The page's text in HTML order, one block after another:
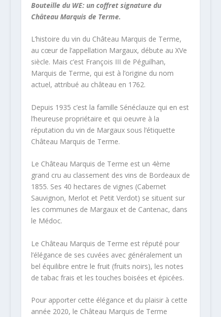
Bouteille du WE: un coffret signature du
Château Marquis de Terme.
L’histoire du vin du Château Marquis de Terme,
au cœur de l’appellation Margaux, débute au XVe
siècle. Mais c’est François III de Péguilhan,
Marquis de Terme, qui est à l’origine du nom
actuel, attribué au château en 1762.
Depuis 1935 c’est la famille Sénéclauze qui en est
l’heureuse propriétaire et qui oeuvre à la
réputation du vin de Margaux sous l’étiquette
Château Marquis de Terme.
Le Château Marquis de Terme est un 4ème
grand cru au classement des vins de Bordeaux de
1855. Ses 40 hectares de vignes (Cabernet
Sauvignon, Merlot et Petit Verdot) se situent sur
les communes de Margaux et de Cantenac, dans
le Médoc.
Le Château Marquis de Terme est réputé pour
l’élégance de ses cuvées avec généralement un
bel équilibre entre le fruit (fruits noirs), les notes
de tabac frais et les touches boisées et épicées.
Pour apporter cette élégance et du plaisir à cette
année 2020, le Château Marquis de Terme